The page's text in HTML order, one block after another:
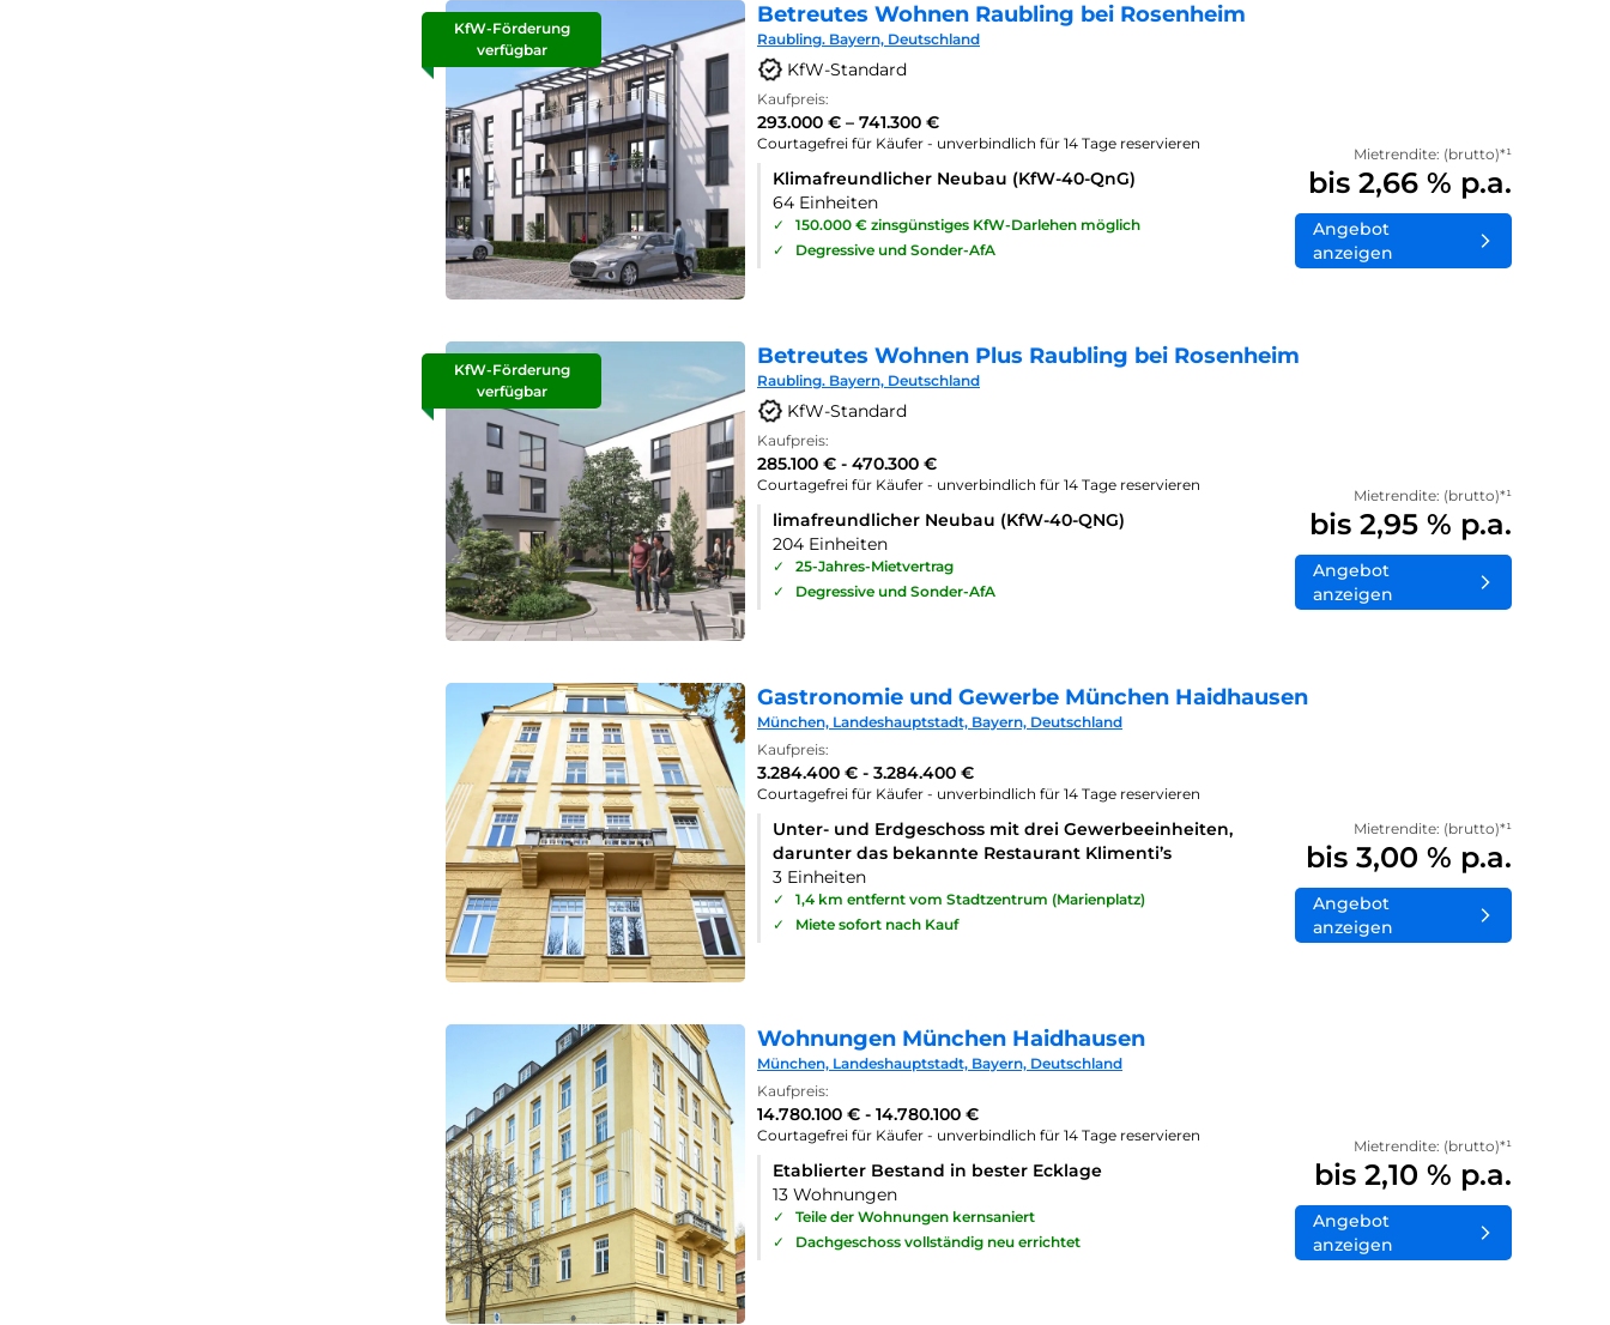
KfW-Förderung
verfügbar
Betreutes Wohnen Raubling bei Rosenheim
Raubling. Bayern, Deutschland
KfW-Standard
Kaufpreis:
293.000 € – 741.300 €
Courtagefrei für Käufer - unverbindlich für 14 Tage reservieren
Klimafreundlicher Neubau (KfW-40-QnG)
64 Einheiten
✓
150.000 € zinsgünstiges KfW-Darlehen möglich
✓
Degressive und Sonder-AfA
Mietrendite: (brutto)*¹
bis 2,66 % p.a.
Angebot
anzeigen
KfW-Förderung
verfügbar
Betreutes Wohnen Plus Raubling bei Rosenheim
Raubling. Bayern, Deutschland
KfW-Standard
Kaufpreis:
285.100 € - 470.300 €
Courtagefrei für Käufer - unverbindlich für 14 Tage reservieren
limafreundlicher Neubau (KfW-40-QNG)
204 Einheiten
✓
25-Jahres-Mietvertrag
✓
Degressive und Sonder-AfA
Mietrendite: (brutto)*¹
bis 2,95 % p.a.
Angebot
anzeigen
Gastronomie und Gewerbe München Haidhausen
München, Landeshauptstadt, Bayern, Deutschland
Kaufpreis:
3.284.400 € - 3.284.400 €
Courtagefrei für Käufer - unverbindlich für 14 Tage reservieren
Unter- und Erdgeschoss mit drei Gewerbeeinheiten,
darunter das bekannte Restaurant Klimenti’s
3 Einheiten
✓
1,4 km entfernt vom Stadtzentrum (Marienplatz)
✓
Miete sofort nach Kauf
Mietrendite: (brutto)*¹
bis 3,00 % p.a.
Angebot
anzeigen
Wohnungen München Haidhausen
München, Landeshauptstadt, Bayern, Deutschland
Kaufpreis:
14.780.100 € - 14.780.100 €
Courtagefrei für Käufer - unverbindlich für 14 Tage reservieren
Etablierter Bestand in bester Ecklage
13 Wohnungen
✓
Teile der Wohnungen kernsaniert
✓
Dachgeschoss vollständig neu errichtet
Mietrendite: (brutto)*¹
bis 2,10 % p.a.
Angebot
anzeigen